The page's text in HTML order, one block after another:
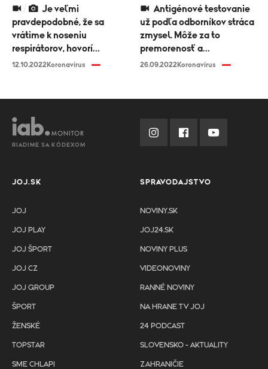
pravdepodobné, že sa
vrátime k noseniu
respirátorov, hovorí
infektológ Peter Sabaka
12.10.2022Koronavírus
už podľa odborníkov stráca
zmysel. Môže za to
premorenosť a
preočkovanosť
26.09.2022Koronavírus
RIADIME SA KÓDEXOM
JOJ.SK
JOJ
JOJ PLAY
JOJ ŠPORT
JOJ CZ
JOJ GROUP
ŠPORT
ŽENSKÉ
TOPSTAR
SME CHLAPI
SPRAVODAJSTVO
NOVINY.SK
JOJ24.SK
NOVINY PLUS
VIDEONOVINY
RANNÉ NOVINY
NA HRANE TV JOJ
24 PODCAST
SLOVENSKO - AKTUALITY
ZAHRANIČIE